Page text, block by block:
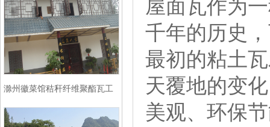
屋面瓦作为
千年的历史
最初的粘土
天覆地的变
美观、环保
滁州徽菜馆秸秆纤维聚酯瓦工